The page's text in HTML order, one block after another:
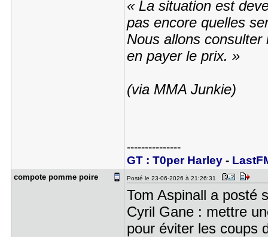
« La situation est
pas encore quelles
Nous allons
en payer le prix. »
(via MMA Junkie)
---------------
GT : T0per Harley-
compote po​mme poire Posté le 23-06-2026 à 21:26:31
Tom Aspinall a posté
Cyril Gane : mettre
pour éviter les coups